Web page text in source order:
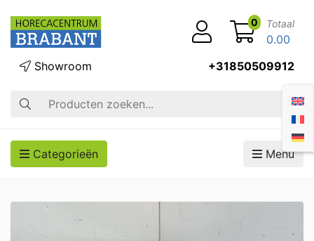
Zoek op
Showroom +31850509912
0 Totaal
0.00
Categorieën Menu